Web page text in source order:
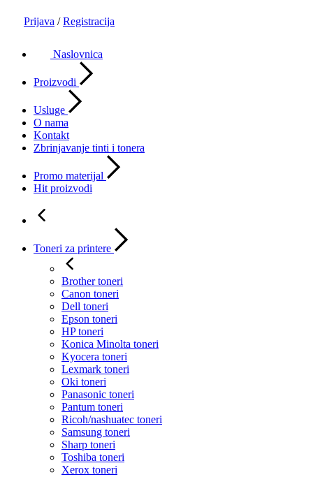
Prijava / Registracija
Naslovnica
Proizvodi
Usluge
O nama
Kontakt
Zbrinjavanje tinti i tonera
Promo materijal
Hit proizvodi
Toneri za printere
Brother toneri
Canon toneri
Dell toneri
Epson toneri
HP toneri
Konica Minolta toneri
Kyocera toneri
Lexmark toneri
Oki toneri
Panasonic toneri
Pantum toneri
Ricoh/nashuatec toneri
Samsung toneri
Sharp toneri
Toshiba toneri
Xerox toneri